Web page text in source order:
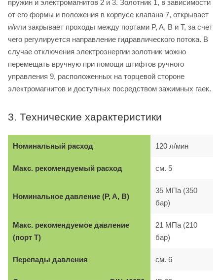
пружин и электромагнитов 2 и 3. Золотник 1, в зависимости
от его формы и положения в корпусе клапана 7, открывает
и/или закрывает проходы между портами P, A, B и T, за счет
чего регулируется направление гидравлического потока. В
случае отключения электроэнергии золотник можно
перемещать вручную при помощи штифтов ручного
управления 9, расположенных на торцевой стороне
электромагнитов и доступных посредством зажимных гаек.
3. Технические характеристики
Номинальный расход 120 л/мин
Макс. рекомендуемый расход см. 5
Номинальное давление (P, A, B)
35 МПа (350
бар)
Макс. рекомендуемое давление
(порт T)
21 МПа (210
бар)
Перепады давления см. 6